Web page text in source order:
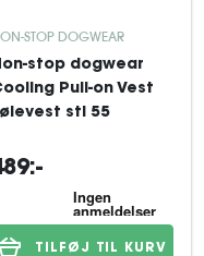
STOP DOGWEAR
stop dogwear
Pull-on Vest
stl 55
TILFØJ TIL KURV